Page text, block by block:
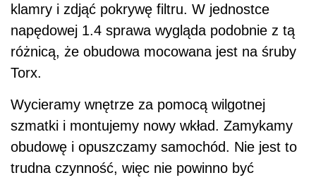
klamry i zdjąć pokrywę filtru. W jednostce
napędowej 1.4 sprawa wygląda podobnie z tą
różnicą, że obudowa mocowana jest na śruby
Torx.
Wycieramy wnętrze za pomocą wilgotnej
szmatki i montujemy nowy wkład. Zamykamy
obudowę i opuszczamy samochód. Nie jest to
trudna czynność, więc nie powinno być